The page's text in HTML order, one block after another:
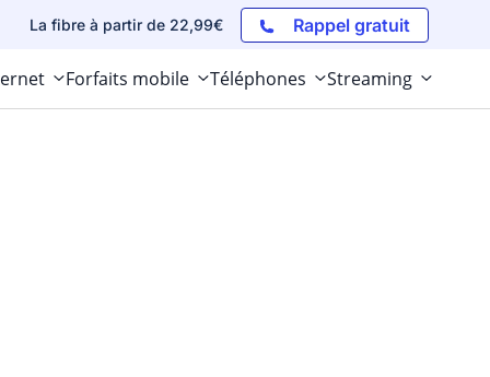
La fibre à partir de 22,99€ Rappel gratuit
Forfaits mobile Téléphones Streaming